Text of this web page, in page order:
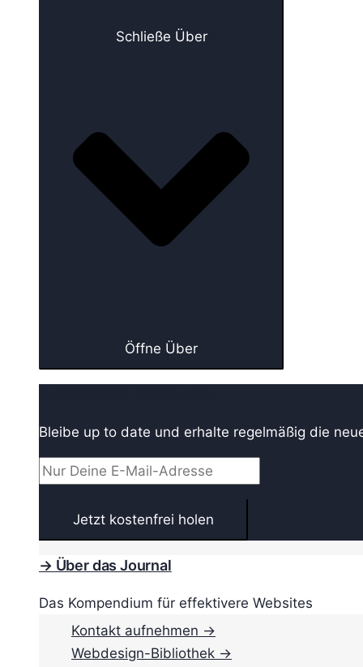
Schließe Über
Öffne Über
Bleibe up to date und erhalte regelmäßig die
→ Über das Journal
Das Kompendium für effektivere Websites
Kontakt aufnehmen →
Webdesign-Bibliothek →